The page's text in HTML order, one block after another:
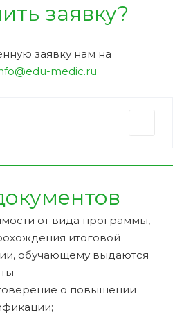
заявку?
заявку нам на
medic.ru
от вида программы,
итоговой
обучающему выдаются
о повышении